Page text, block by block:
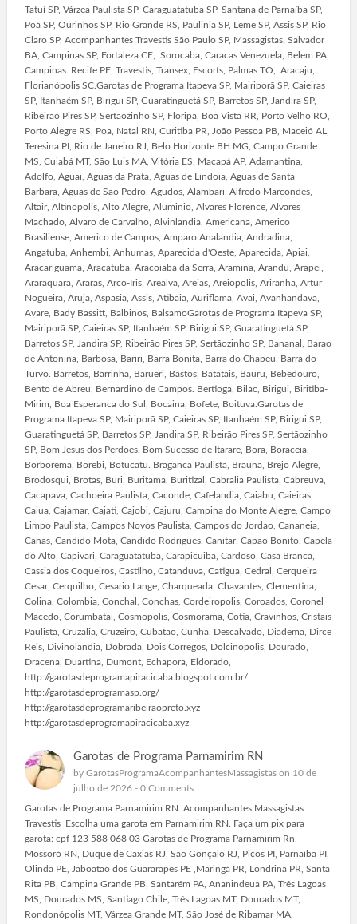
Tatuí SP, Várzea Paulista SP, Caraguatatuba SP, Santana de Parnaíba SP,
Poá SP, Ourinhos SP, Rio Grande RS, Paulinia SP, Leme SP, Assis SP, Rio
Claro SP, Acompanhantes Travestis São Paulo SP, Massagistas. Salvador
BA, Campinas SP, Fortaleza CE, Sorocaba, Caracas Venezuela, Belem PA,
Campinas. Recife PE, Travestis, Transex, Escorts, Palmas TO, Aracaju,
Florianópolis SC.Garotas de Programa Itapeva SP, Mairiporã SP, Caieiras
SP, Itanhaém SP, Birigui SP, Guaratinguetá SP, Barretos SP, Jandira SP,
Ribeirão Pires SP, Sertãozinho SP, Floripa, Boa Vista RR, Porto Velho RO,
Porto Alegre RS, Poa, Natal RN, Curitiba PR, João Pessoa PB, Maceió AL,
Teresina PI, Rio de Janeiro RJ, Belo Horizonte BH MG, Campo Grande
MS, Cuiabá MT, São Luis MA, Vitória ES, Macapá AP, Adamantina,
Adolfo, Aguai, Aguas da Prata, Aguas de Lindoia, Aguas de Santa
Barbara, Aguas de Sao Pedro, Agudos, Alambari, Alfredo Marcondes,
Altair, Altinopolis, Alto Alegre, Aluminio, Alvares Florence, Alvares
Machado, Alvaro de Carvalho, Alvinlandia, Americana, Americo
Brasiliense, Americo de Campos, Amparo Analandia, Andradina,
Angatuba, Anhembi, Anhumas, Aparecida d'Oeste, Aparecida, Apiai,
Aracariguama, Aracatuba, Aracoiaba da Serra, Aramina, Arandu, Arapei,
Araraquara, Araras, Arco-Iris, Arealva, Areias, Areiopolis, Ariranha, Artur
Nogueira, Aruja, Aspasia, Assis, Atibaia, Auriflama, Avai, Avanhandava,
Avare, Bady Bassitt, Balbinos, BalsamoGarotas de Programa Itapeva SP,
Mairiporã SP, Caieiras SP, Itanhaém SP, Birigui SP, Guaratinguetá SP,
Barretos SP, Jandira SP, Ribeirão Pires SP, Sertãozinho SP, Bananal, Barao
de Antonina, Barbosa, Bariri, Barra Bonita, Barra do Chapeu, Barra do
Turvo. Barretos, Barrinha, Barueri, Bastos, Batatais, Bauru, Bebedouro,
Bento de Abreu, Bernardino de Campos. Bertioga, Bilac, Birigui, Biritiba-
Mirim, Boa Esperanca do Sul, Bocaina, Bofete, Boituva.Garotas de
Programa Itapeva SP, Mairiporã SP, Caieiras SP, Itanhaém SP, Birigui SP,
Guaratinguetá SP, Barretos SP, Jandira SP, Ribeirão Pires SP, Sertãozinho
SP, Bom Jesus dos Perdoes, Bom Sucesso de Itarare, Bora, Boraceia,
Borborema, Borebi, Botucatu. Braganca Paulista, Brauna, Brejo Alegre,
Brodosqui, Brotas, Buri, Buritama, Buritizal, Cabralia Paulista, Cabreuva,
Cacapava, Cachoeira Paulista, Caconde, Cafelandia, Caiabu, Caieiras,
Caiua, Cajamar, Cajati, Cajobi, Cajuru, Campina do Monte Alegre, Campo
Limpo Paulista, Campos Novos Paulista, Campos do Jordao, Cananeia,
Canas, Candido Mota, Candido Rodrigues, Canitar, Capao Bonito, Capela
do Alto, Capivari, Caraguatatuba, Carapicuiba, Cardoso, Casa Branca,
Cassia dos Coqueiros, Castilho, Catanduva, Catigua, Cedral, Cerqueira
Cesar, Cerquilho, Cesario Lange, Charqueada, Chavantes, Clementina,
Colina, Colombia, Conchal, Conchas, Cordeiropolis, Coroados, Coronel
Macedo, Corumbatai, Cosmopolis, Cosmorama, Cotia, Cravinhos, Cristais
Paulista, Cruzalia, Cruzeiro, Cubatao, Cunha, Descalvado, Diadema, Dirce
Reis, Divinolandia, Dobrada, Dois Corregos, Dolcinopolis, Dourado,
Dracena, Duartina, Dumont, Echapora, Eldorado,
http://garotasdeprogramapiracicaba.blogspot.com.br/
http://garotasdeprogramasp.org/
http://garotasdeprogramaribeiraopreto.xyz
http://garotasdeprogramapiracicaba.xyz
Garotas de Programa Parnamirim RN
by GarotasProgramaAcompanhantesMassagistason 10 de
julho de 2026 - 0 Comments
Garotas de Programa Parnamirim RN. Acompanhantes Massagistas
Travestis Escolha uma garota em Parnamirim RN. Faça um pix para
garota: cpf 123 588 068 03 Garotas de Programa Parnamirim Rn,
Mossoró RN, Duque de Caxias RJ, São Gonçalo RJ, Picos PI, Parnaíba PI,
Olinda PE, Jaboatão dos Guararapes PE ,Maringá PR, Londrina PR, Santa
Rita PB, Campina Grande PB, Santarém PA, Ananindeua PA, Três Lagoas
MS, Dourados MS, Santiago Chile, Três Lagoas MT, Dourados MT,
Rondonópolis MT, Várzea Grande MT, São José de Ribamar MA,